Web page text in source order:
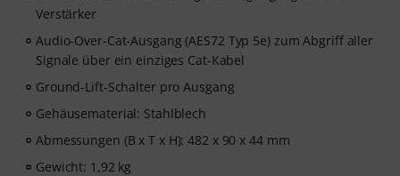
Verstärker
Audio-Over-Cat-Ausgang (AES72 Typ 5e) zum Abgriff aller
Signale über ein einziges Cat-Kabel
Ground-Lift-Schalter pro Ausgang
Gehäusematerial: Stahlblech
Abmessungen (B x T x H): 482 x 90 x 44 mm
Gewicht: 1,92 kg